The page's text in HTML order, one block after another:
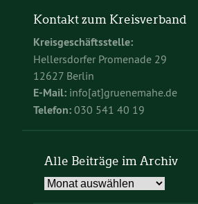
Kontakt zum Kreisverband
Kreisgeschäftsstelle:
Hellersdorfer Promenade 29
12627 Berlin
E-Mail: info[at]gruenemahe.de
Telefon: 030 541 40 19
Alle Beiträge im Archiv
Alle